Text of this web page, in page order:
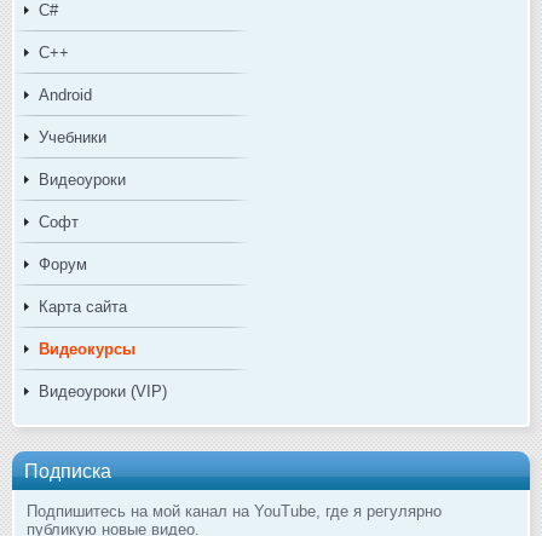
C#
C++
Android
Учебники
Видеоуроки
Софт
Форум
Карта сайта
Видеокурсы
Видеоуроки (VIP)
Подписка
Подпишитесь на мой канал на YouTube, где я регулярно
публикую новые видео.